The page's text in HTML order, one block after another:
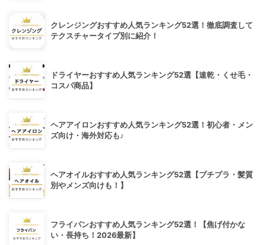
クレンジングおすすめ人気ランキング52選！徹底調査して
テクスチャータイプ別に紹介！
ドライヤーおすすめ人気ランキング52選【速乾・くせ毛・
コスパ商品】
ヘアアイロンおすすめ人気ランキング52選！初心者・メン
ズ向け・海外対応も♪
ヘアオイルおすすめ人気ランキング52選【プチプラ・髪質
別やメンズ向けも！】
フライパンおすすめ人気ランキング52選！【焦げ付かな
い・長持ち！2026最新】